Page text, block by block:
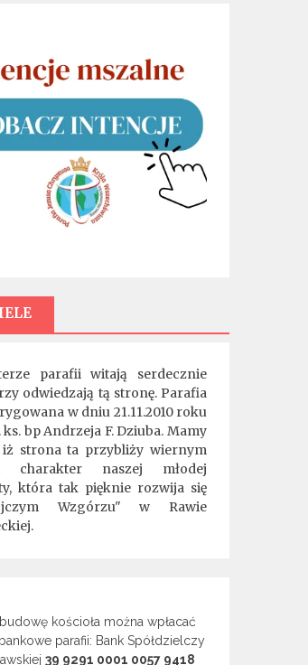
parafii witają serdecznie
odwiedzają tą stronę. Parafia
w dniu 21.11.2010 roku
ks. bp Andrzeja F. Dziuba. Mamy
iż strona ta przybliży wiernym
naszej młodej
która tak pięknie rozwija się
Wzgórzu" w Rawie
kościoła można wpłacać
parafii: Bank Spółdzielczy
39 9291 0001 0057 9418